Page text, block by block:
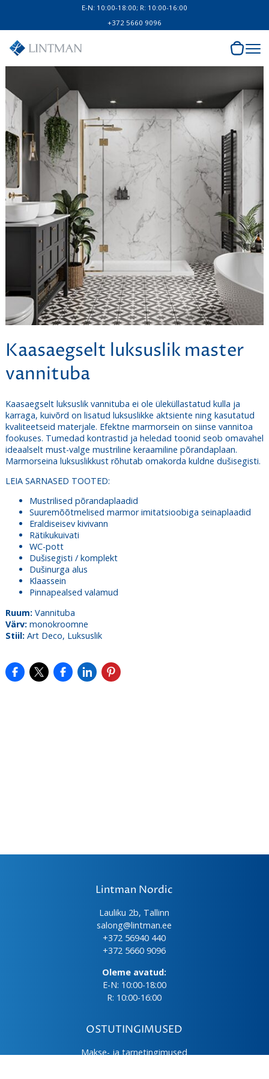
E-N: 10:00-18:00; R: 10:00-16:00
+372 5660 9096
Kaasaegselt luksuslik master
vannituba
Kaasaegselt luksuslik vannituba ei ole üleküllastatud kulla ja
karraga, kuivõrd on lisatud luksuslikke aktsiente ning kasutatud
kvaliteetseid materjale. Efektne marmorsein on siinse vannitoa
fookuses. Tumedad kontrastid ja heledad toonid seob omavahel
ideaalselt must-valge mustriline keraamiline põrandaplaan.
Marmorseina luksuslikkust rõhutab omakorda kuldne dušisegisti.
LEIA SARNASED TOOTED:
Mustrilised põrandaplaadid
Suuremõõtmelised marmor imitatsioobiga seinaplaadid
Eraldiseisev kivivann
Rätikukuivati
WC-pott
Dušisegisti / komplekt
Dušinurga alus
Klaassein
Pinnapealsed valamud
Ruum:Vannituba
Värv:monokroomne
Stiil:Art Deco, Luksuslik
Lintman Nordic
Lauliku 2b, Tallinn
salong@lintman.ee
+372 56940 440
+372 5660 9096
Oleme avatud:
E-N: 10:00-18:00
R: 10:00-16:00
OSTUTINGIMUSED
Makse- ja tarnetingimused